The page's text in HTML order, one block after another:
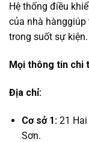
Hệ thống điều
của nhà
trong suốt sự kiện.
Mọi thông tin chi
Địa chỉ:
Cơ sở 1:21 Hai
Sơn.